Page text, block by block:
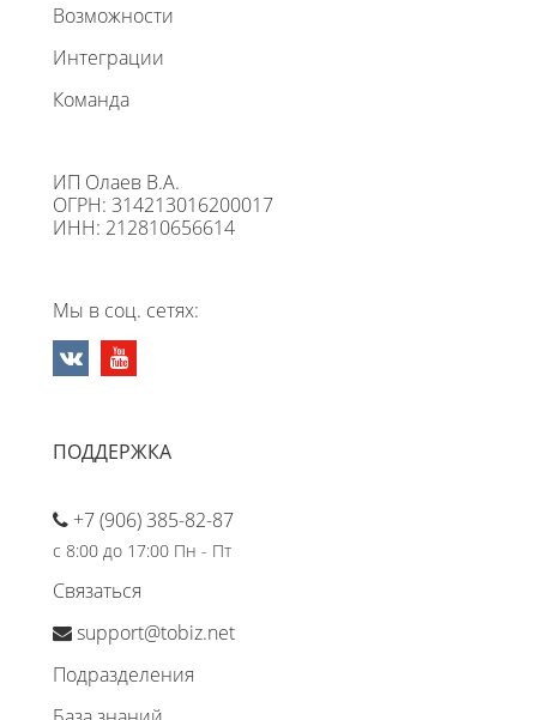
Возможности
Интеграции
Команда
ИП Олаев В.А.
ОГРН: 314213016200017
ИНН: 212810656614
Мы в соц. сетях:
ПОДДЕРЖКА
+7 (906) 385-82-87
с 8:00 до 17:00 Пн - Пт
Связаться
support@tobiz.net
Подразделения